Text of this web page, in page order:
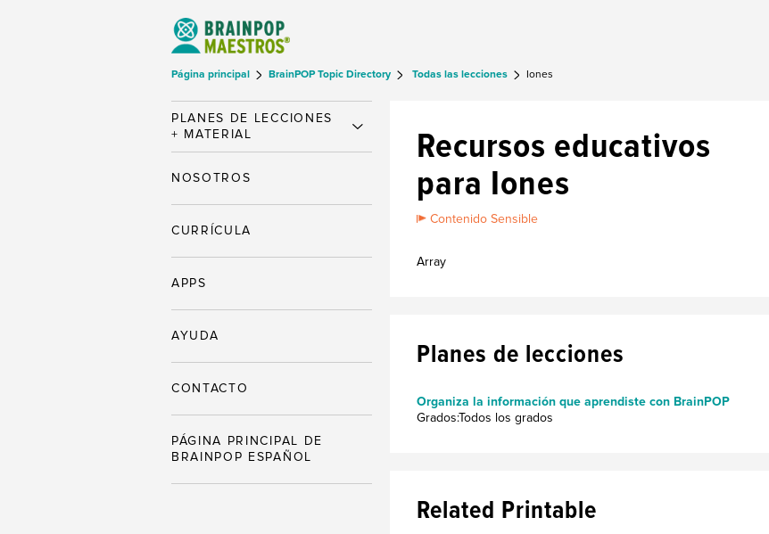
Página principal BrainPOP Topic Directory Todas las lecciones Iones
Recursos educativos
para Iones
Contenido Sensible
Array
Planes de lecciones
Organiza la información que aprendiste con BrainPOP
Grados:Todos los grados
Related Printable
PLANES DE LECCIONES
+ MATERIAL
NOSOTROS
CURRÍCULA
APPS
AYUDA
CONTACTO
PÁGINA PRINCIPAL DE
BRAINPOP ESPAÑOL